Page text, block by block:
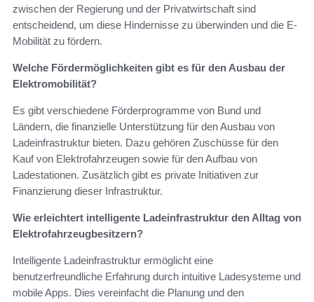
zwischen der Regierung und der Privatwirtschaft sind
entscheidend, um diese Hindernisse zu überwinden und die E-
Mobilität zu fördern.
Welche Fördermöglichkeiten gibt es für den Ausbau der
Elektromobilität?
Es gibt verschiedene Förderprogramme von Bund und
Ländern, die finanzielle Unterstützung für den Ausbau von
Ladeinfrastruktur bieten. Dazu gehören Zuschüsse für den
Kauf von Elektrofahrzeugen sowie für den Aufbau von
Ladestationen. Zusätzlich gibt es private Initiativen zur
Finanzierung dieser Infrastruktur.
Wie erleichtert intelligente Ladeinfrastruktur den Alltag von
Elektrofahrzeugbesitzern?
Intelligente Ladeinfrastruktur ermöglicht eine
benutzerfreundliche Erfahrung durch intuitive Ladesysteme und
mobile Apps. Dies vereinfacht die Planung und den